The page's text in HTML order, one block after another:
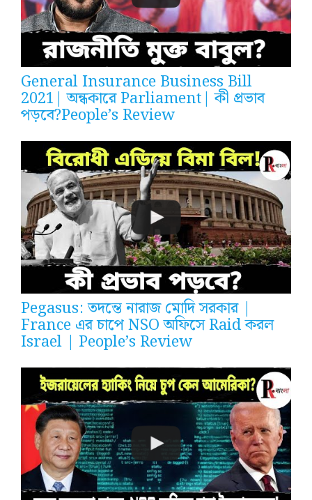
General Insurance Business Bill
2021| অন্ধকারে Parliament| কী প্রভাব
পড়বে?People’s Review
Pegasus: তদন্তে নারাজ মোদি সরকার |
France এর চাপে NSO অফিসে Raid করল
Israel | People’s Review